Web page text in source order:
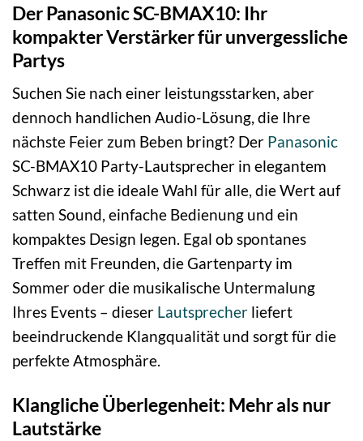
Der Panasonic SC-BMAX10: Ihr
kompakter Verstärker für unvergessliche
Partys
Suchen Sie nach einer leistungsstarken, aber
dennoch handlichen Audio-Lösung, die Ihre
nächste Feier zum Beben bringt? Der Panasonic
SC-BMAX10 Party-Lautsprecher in elegantem
Schwarz ist die ideale Wahl für alle, die Wert auf
satten Sound, einfache Bedienung und ein
kompaktes Design legen. Egal ob spontanes
Treffen mit Freunden, die Gartenparty im
Sommer oder die musikalische Untermalung
Ihres Events – dieser Lautsprecher liefert
beeindruckende Klangqualität und sorgt für die
perfekte Atmosphäre.
Klangliche Überlegenheit: Mehr als nur
Lautstärke